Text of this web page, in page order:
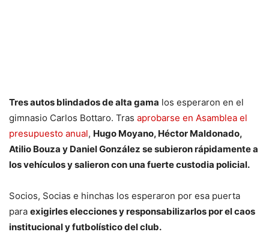
Tres autos blindados de alta gama los esperaron en el
gimnasio Carlos Bottaro. Tras aprobarse en Asamblea el
presupuesto anual, Hugo Moyano, Héctor Maldonado,
Atilio Bouza y Daniel González se subieron rápidamente a
los vehículos y salieron con una fuerte custodia policial.
Socios, Socias e hinchas los esperaron por esa puerta
para exigirles elecciones y responsabilizarlos por el caos
institucional y futbolístico del club.